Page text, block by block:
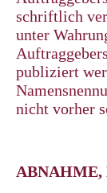
schriftlich
unter
publiziert
nicht vorher